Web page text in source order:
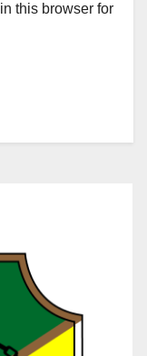
this browser for